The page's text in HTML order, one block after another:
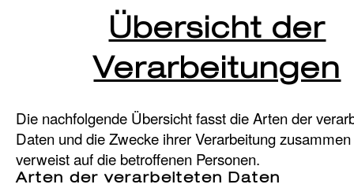
Übersicht der
Verarbeitungen
Die nachfolgende Übersicht fasst die Arten der
Daten und die Zwecke ihrer Verarbeitung
verweist auf die betroffenen Personen.
Arten der verarbeiteten Daten